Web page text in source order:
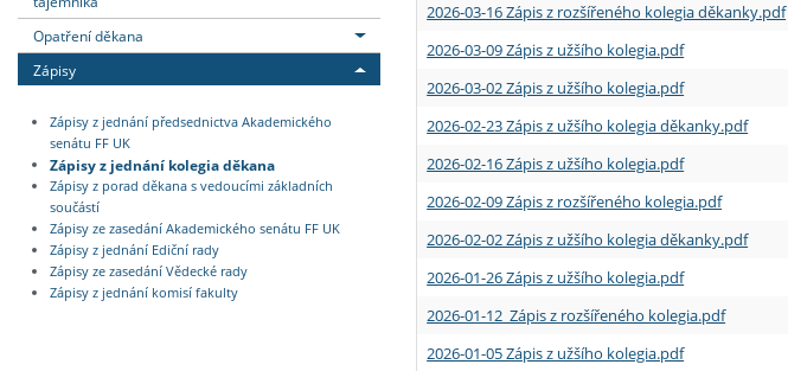
Opatření děkana
Zápisy
Zápisy z jednání předsednictva Akademického
senátu FF UK
Zápisy z jednání kolegia děkana
Zápisy z porad děkana s vedoucími základních
součástí
Zápisy ze zasedání Akademického senátu FF UK
Zápisy z jednání Ediční rady
Zápisy ze zasedání Vědecké rady
Zápisy z jednání komisí fakulty
2026-03-16 Zápis z rozšířeného kolegia děkanky.pdf
2026-03-09 Zápis z užšího kolegia.pdf
2026-03-02 Zápis z užšího kolegia.pdf
2026-02-23 Zápis z užšího kolegia děkanky.pdf
2026-02-16 Zápis z užšího kolegia.pdf
2026-02-09 Zápis z rozšířeného kolegia.pdf
2026-02-02 Zápis z užšího kolegia děkanky.pdf
2026-01-26 Zápis z užšího kolegia.pdf
2026-01-12 Zápis z rozšířeného kolegia.pdf
2026-01-05 Zápis z užšího kolegia.pdf